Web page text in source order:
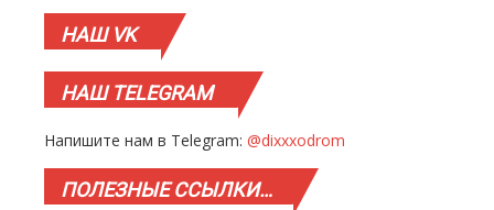
НАШVK
НАШTELEGRAM
Напишите нам в Telegram: @dixxxodrom
ПОЛЕЗНЫЕССЫЛКИ…